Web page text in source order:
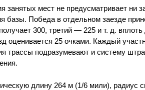
занятых мест не предусматривает ни
базы. Победа в отдельном заезде
300, третий — 225 и т. д. вплоть
оценивается 25 очками. Каждый
трассы подразумевают и систему
длину 264 м (1/6 мили), радиус